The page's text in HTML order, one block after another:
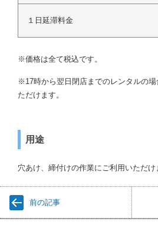
１日延滞料金
※価格は全て税込です。
※17時から翌日閉店までのレンタルの
ただけます。
用途
穴あけ、締付けの作業にご利用いただけ
前の記事